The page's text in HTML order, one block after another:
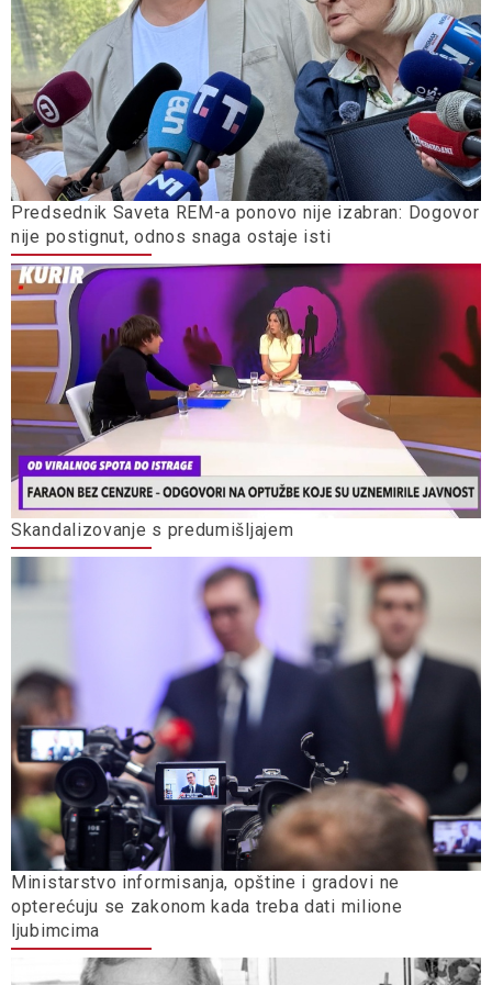
Predsednik Saveta REM-a ponovo nije izabran: Dogovor
nije postignut, odnos snaga ostaje isti
Skandalizovanje s predumišljajem
Ministarstvo informisanja, opštine i gradovi ne
opterećuju se zakonom kada treba dati milione
ljubimcima